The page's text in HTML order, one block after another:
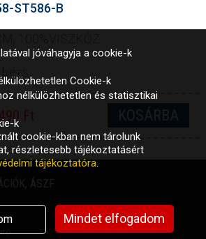
ST586-B
Ft KOSÁRBA
ÁSZF
jóváhagyja a cookie-k
Cookie-k
nélkülözhetetlen és statisztikai
k
cookie-kban nem tárolunk
részletesebb tájékoztatásért
tájékoztatóra.
Mindet elfogadom